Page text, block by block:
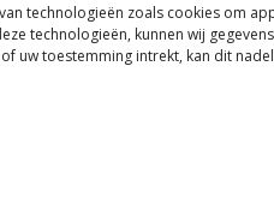
technologieën zoals cookies om
technologieën, kunnen wij
uw toestemming intrekt, kan dit